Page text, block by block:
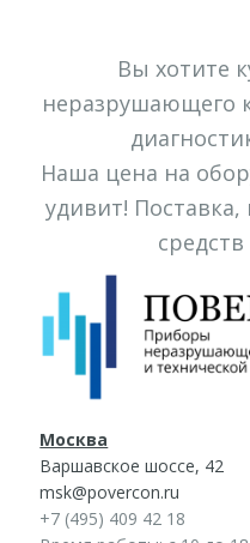
Вы хотите
неразрушающего
Наша цена на
удивит!
Москва
Варшавское шоссе, 42
msk@povercon.ru
+7 (495) 409 42 18